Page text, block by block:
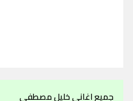
جميع اغاني خليل مصطفي